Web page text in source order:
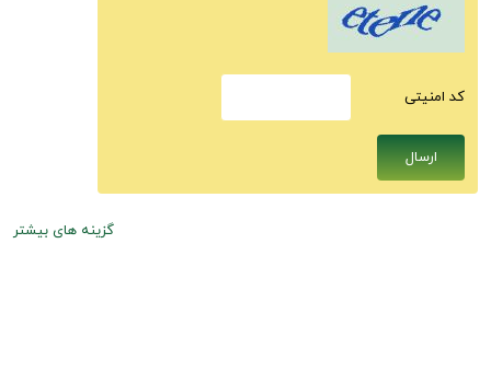
كد امنيتى
گزینه های بیشتر